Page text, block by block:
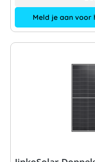
Meld je aan voor